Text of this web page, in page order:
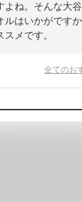
よね。そんな大
ルはいかがです
メです。
全てのお